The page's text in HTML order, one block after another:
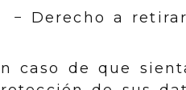
− Derecho a
caso de que